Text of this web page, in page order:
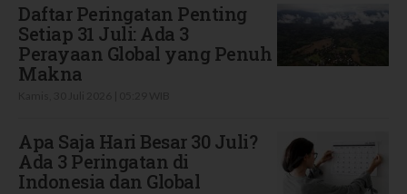
Daftar Peringatan Penting
Setiap 31 Juli: Ada 3
Perayaan Global yang Penuh
Makna
Apa Saja Hari Besar 30 Juli?
Ada 3 Peringatan di
Indonesia dan Global